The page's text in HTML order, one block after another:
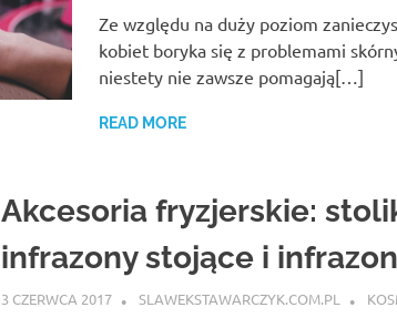
Ze względu na duży poziom
kobiet boryka się z problemami
niestety nie zawsze pomagają[…]
READ MORE
Akcesoria fryzjerskie:
infrazony stojące i
3 CZERWCA 2017 SLAWEKSTAWARCZYK.COM.PL